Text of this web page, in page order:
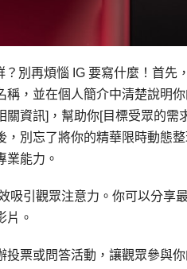
別再煩惱 IG 要寫什麼！首先
，並在個人簡介中清楚說明
資訊]，幫助你[目標受眾的需
別忘了將你的精華限時動態
業能力。
吸引觀眾注意力。你可以分享
片。
票或問答活動，讓觀眾參與